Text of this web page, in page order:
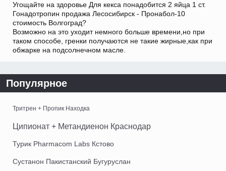
Угощайте на здоровье Для кекса понадобится 2 яйца 1 ст.
Гонадотропин продажа Лесосибирск - Пронабол-10
стоимость Волгоград?
Возможно на это уходит немного больше времени,но при
таком способе, гренки получаются не такие жирные,как при
обжарке на подсолнечном масле.
Популярное
Тритрен + Пропик Находка
Ципионат + Метандиенон Краснодар
Турик Pharmacom Labs Кстово
Сустанон Пакистанский Бугуруслан